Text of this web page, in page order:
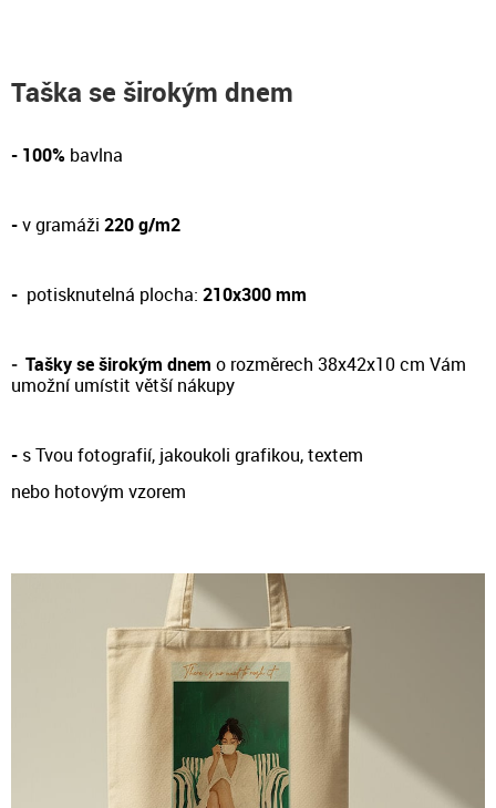
Taška se širokým dnem
- 100% bavlna
-v gramáži 220 g/m2
- potisknutelná plocha: 210x300 mm
- Tašky se širokým dnem o rozměrech 38x42x10 cm Vám
umožní umístit větší nákupy
- s Tvou fotografií, jakoukoli grafikou, textem
nebo hotovým vzorem